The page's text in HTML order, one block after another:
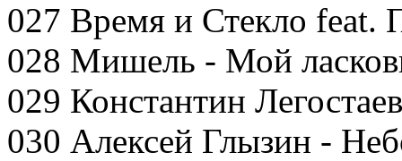
027 Время и Стекло feat.
028 Мишель - Мой
029 Константин
030 Алексей Глызин -